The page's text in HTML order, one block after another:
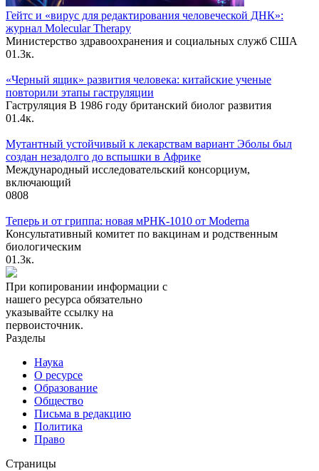
Гейтс и «вирус для редактирования человеческой ДНК»:
журнал Molecular Therapy
Министерство здравоохранения и социальных служб США
01.3к.
«Черный ящик» развития человека: китайские ученые
повторили этапы гаструляции
Гаструляция В 1986 году британский биолог развития
01.4к.
Мутантный устойчивый к лекарствам вариант Эболы был
создан незадолго до вспышки в Африке
Международный исследовательский консорциум,
включающий
0808
Теперь и от гриппа: новая мРНК-1010 от Moderna
Консультативный комитет по вакцинам и родственным
биологическим
01.3к.
При копировании информации с
нашего ресурса обязательно
указывайте ссылку на
первоисточник.
Разделы
Наука
О ресурсе
Образование
Общество
Письма в редакцию
Политика
Право
Страницы